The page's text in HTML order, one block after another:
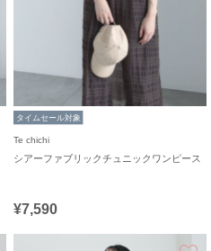
タイムセール対象
Te chichi
シアーファブリックチュニックワンピース
¥7,590